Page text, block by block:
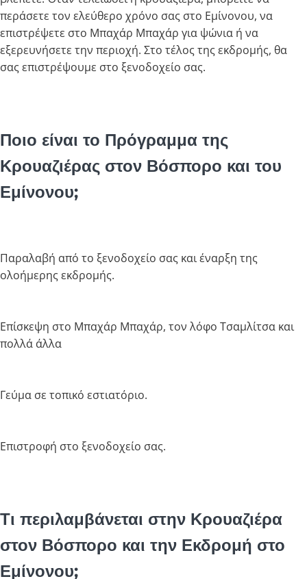
περάσετε τον ελεύθερο χρόνο σας στο Εμίνονου, να
επιστρέψετε στο Μπαχάρ Μπαχάρ για ψώνια ή να
εξερευνήσετε την περιοχή. Στο τέλος της εκδρομής, θα
σας επιστρέψουμε στο ξενοδοχείο σας.
Ποιο είναι το Πρόγραμμα της
Κρουαζιέρας στον Βόσπορο και του
Εμίνονου;
Παραλαβή από το ξενοδοχείο σας και έναρξη της
ολοήμερης εκδρομής.
Επίσκεψη στο Μπαχάρ Μπαχάρ, τον λόφο Τσαμλίτσα και
πολλά άλλα
Γεύμα σε τοπικό εστιατόριο.
Επιστροφή στο ξενοδοχείο σας.
Τι περιλαμβάνεται στην Κρουαζιέρα
στον Βόσπορο και την Εκδρομή στο
Εμίνονου;